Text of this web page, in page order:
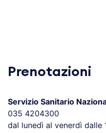
Prenotazioni
Servizio Sanitario
035 4204300
dal lunedì al venerdì dalle